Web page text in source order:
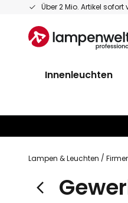
Über 2 Mio. Artikel
Zum
springen
Innenleuchten
Lampen & Leuchten